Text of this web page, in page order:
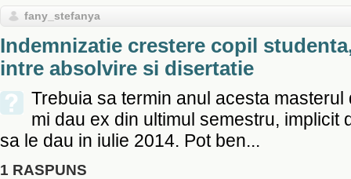
fany_stefanya
Indemnizatie crestere copil
intre absolvire si disertatie
Trebuia sa termin anul acesta masterul
mi dau ex din ultimul semestru, implicit
sa le dau in iulie 2014. Pot ben...
1 RASPUNS